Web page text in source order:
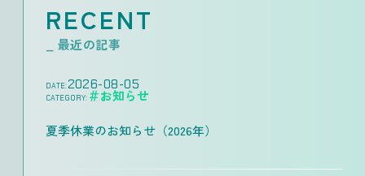
RECENT
_ 最近の記事
DATE:2026-08-05
CATEGORY: ＃お知らせ
夏季休業のお知らせ（2026年）